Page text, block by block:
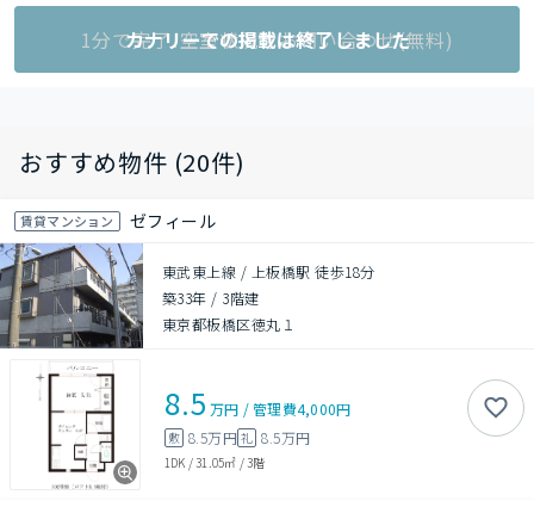
1分で完了!空室状況をお問い合わせ(無料)
カナリーでの掲載は終了しました
おすすめ物件 (20件)
賃貸マンション ゼフィール
東武東上線 / 上板橋駅 徒歩18分
築33年 / 3階建
東京都板橋区徳丸１
8.5 万円 /管理費4,000円
敷 8.5万円礼 8.5万円
1DK /31.05㎡ /3階